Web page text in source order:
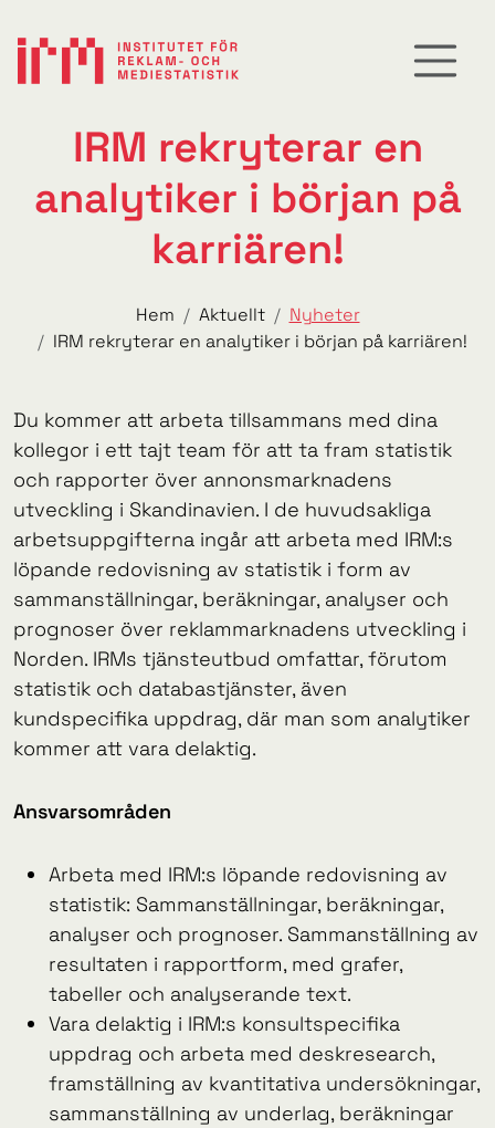
IRM rekryterar en
analytiker i början på
karriären!
Hem Aktuellt
Nyheter
IRM rekryterar en analytiker i början på karriären!
Du kommer att arbeta tillsammans med dina
kollegor i ett tajt team för att ta fram statistik
och rapporter över annonsmarknadens
utveckling i Skandinavien. I de huvudsakliga
arbetsuppgifterna ingår att arbeta med IRM:s
löpande redovisning av statistik i form av
sammanställningar, beräkningar, analyser och
prognoser över reklammarknadens utveckling i
Norden. IRMs tjänsteutbud omfattar, förutom
statistik och databastjänster, även
kundspecifika uppdrag, där man som analytiker
kommer att vara delaktig.
Ansvarsområden
Arbeta med IRM:s löpande redovisning av
statistik: Sammanställningar, beräkningar,
analyser och prognoser. Sammanställning av
resultaten i rapportform, med grafer,
tabeller och analyserande text.
Vara delaktig i IRM:s konsultspecifika
uppdrag och arbeta med deskresearch,
framställning av kvantitativa undersökningar,
sammanställning av underlag, beräkningar